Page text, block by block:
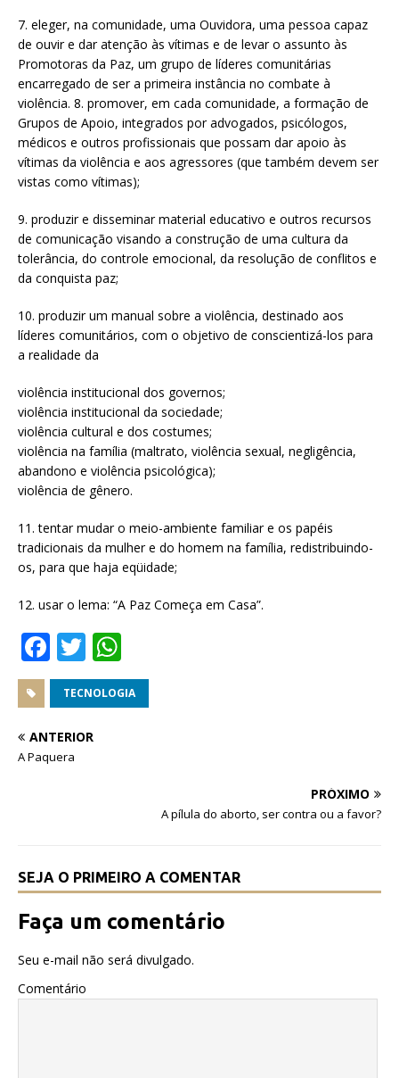
7. eleger, na comunidade, uma Ouvidora, uma pessoa capaz
de ouvir e dar atenção às vítimas e de levar o assunto às
Promotoras da Paz, um grupo de líderes comunitárias
encarregado de ser a primeira instância no combate à
violência. 8. promover, em cada comunidade, a formação de
Grupos de Apoio, integrados por advogados, psicólogos,
médicos e outros profissionais que possam dar apoio às
vítimas da violência e aos agressores (que também devem ser
vistas como vítimas);
9. produzir e disseminar material educativo e outros recursos
de comunicação visando a construção de uma cultura da
tolerância, do controle emocional, da resolução de conflitos e
da conquista paz;
10. produzir um manual sobre a violência, destinado aos
líderes comunitários, com o objetivo de conscientizá-los para
a realidade da
violência institucional dos governos;
violência institucional da sociedade;
violência cultural e dos costumes;
violência na família (maltrato, violência sexual, negligência,
abandono e violência psicológica);
violência de gênero.
11. tentar mudar o meio-ambiente familiar e os papéis
tradicionais da mulher e do homem na família, redistribuindo-
os, para que haja eqüidade;
12. usar o lema: “A Paz Começa em Casa”.
F
a
c
e
b
T
w
it
te
h
at
TECNOLOGIA
ANTERIOR
A Paquera
PRÓXIMO
A pílula do aborto, ser contra ou a favor?
SEJA O PRIMEIRO A COMENTAR
Faça um comentário
Seu e-mail não será divulgado.
Comentário